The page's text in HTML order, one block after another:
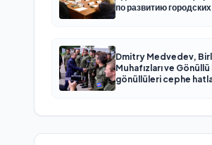
по развитию
Dmitry Medvedev,
Muhafızları ve
gönüllüleri cephe